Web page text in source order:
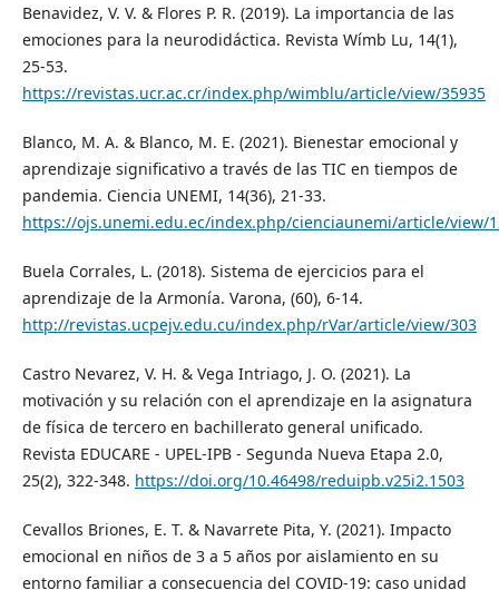
Benavidez, V. V. & Flores P. R. (2019). La importancia de las
emociones para la neurodidáctica. Revista Wímb Lu, 14(1),
25-53.
https://revistas.ucr.ac.cr/index.php/wimblu/article/view/35935
Blanco, M. A. & Blanco, M. E. (2021). Bienestar emocional y
aprendizaje significativo a través de las TIC en tiempos de
pandemia. Ciencia UNEMI, 14(36), 21-33.
https://ojs.unemi.edu.ec/index.php/cienciaunemi/article/view/
Buela Corrales, L. (2018). Sistema de ejercicios para el
aprendizaje de la Armonía. Varona, (60), 6-14.
http://revistas.ucpejv.edu.cu/index.php/rVar/article/view/303
Castro Nevarez, V. H. & Vega Intriago, J. O. (2021). La
motivación y su relación con el aprendizaje en la asignatura
de física de tercero en bachillerato general unificado.
Revista EDUCARE - UPEL-IPB - Segunda Nueva Etapa 2.0,
25(2), 322-348. https://doi.org/10.46498/reduipb.v25i2.1503
Cevallos Briones, E. T. & Navarrete Pita, Y. (2021). Impacto
emocional en niños de 3 a 5 años por aislamiento en su
entorno familiar a consecuencia del COVID-19: caso unidad